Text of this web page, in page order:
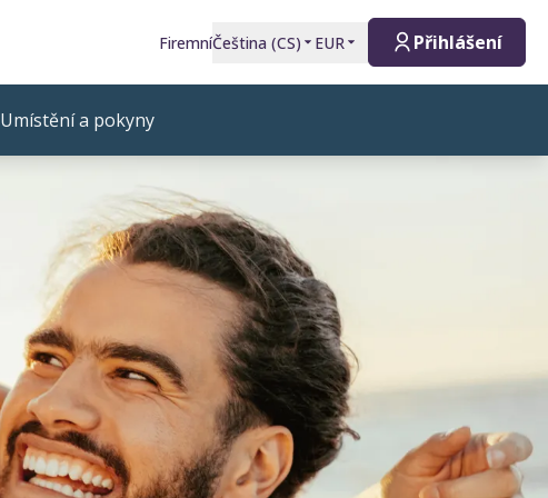
FiremníČeština (CS) EUR Přihlášení
Umístění a pokyny